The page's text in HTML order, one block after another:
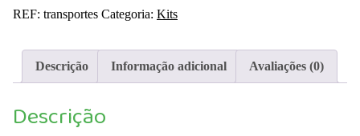
transportes
REF: transportes Categoria: Kits
Descrição Informação adicional Avaliações (0)
Descrição